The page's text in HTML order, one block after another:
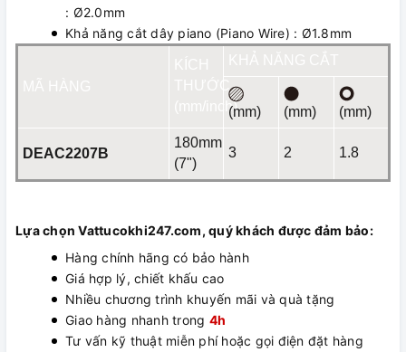
: Ø2.0mm
Khả năng cắt dây piano (Piano Wire) : Ø1.8mm
(mm/inch)(mm) (mm) (mm)
DEAC2207B
180mm
(7")
3 2 1.8
Lựa chọn Vattucokhi247.com, quý khách được đảm bảo:
Hàng chính hãng có bảo hành
Giá hợp lý, chiết khấu cao
Nhiều chương trình khuyến mãi và quà tặng
Giao hàng nhanh trong 4h
Tư vấn kỹ thuật miễn phí hoặc gọi điện đặt hàng